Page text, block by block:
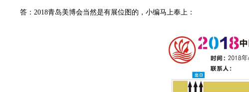
答：2018青岛美博会当然是有展位图的，小编马上奉上：